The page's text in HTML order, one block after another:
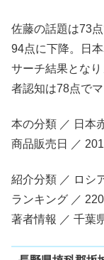
佐藤の話題は73
94点に下降。日
サーチ結果とな
者認知は78点で
本の分類 ／ 日本
商品販売日 ／
紹介分類 ／ ロシ
ランキング ／
著者情報 ／ 千葉